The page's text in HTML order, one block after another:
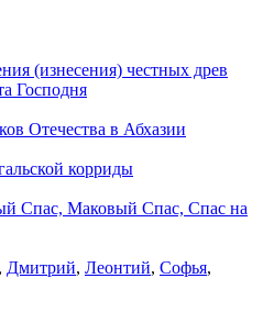
(изнесения) честных древ
Господня
Отечества в Абхазии
корриды
Спас, Маковый Спас, Спас на
, Дмитрий, Леонтий, Софья,